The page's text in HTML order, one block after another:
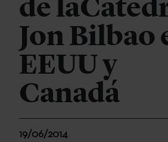
de
Jon Bilbao
EEUU y
Canadá
19/06/2014